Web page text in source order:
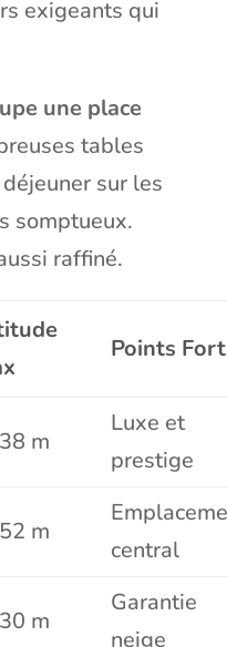
exigeants qui
une place
tables
sur les
somptueux.
raffiné.
Points
m
Luxe et
prestige
m
central
m
Garantie
neige